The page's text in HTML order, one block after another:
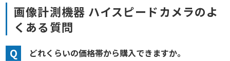
画像計測機器 ハイスピードカメラのよ
くある質問
Q どれくらいの価格帯から購入できますか。